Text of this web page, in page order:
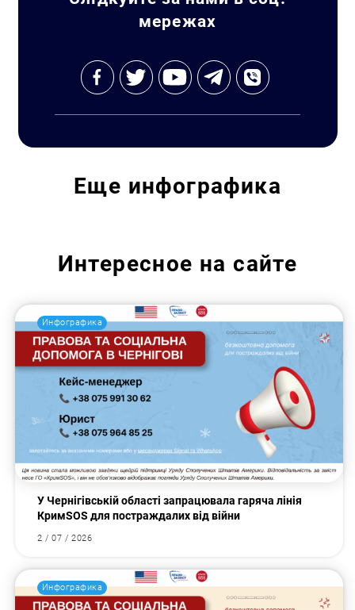
мережах
Еще инфографика
Интересное на сайте
Инфографика
У Чернігівській області запрацювала гаряча лінія
КримSOS для постраждалих від війни
2 / 07 / 2026
Инфографика